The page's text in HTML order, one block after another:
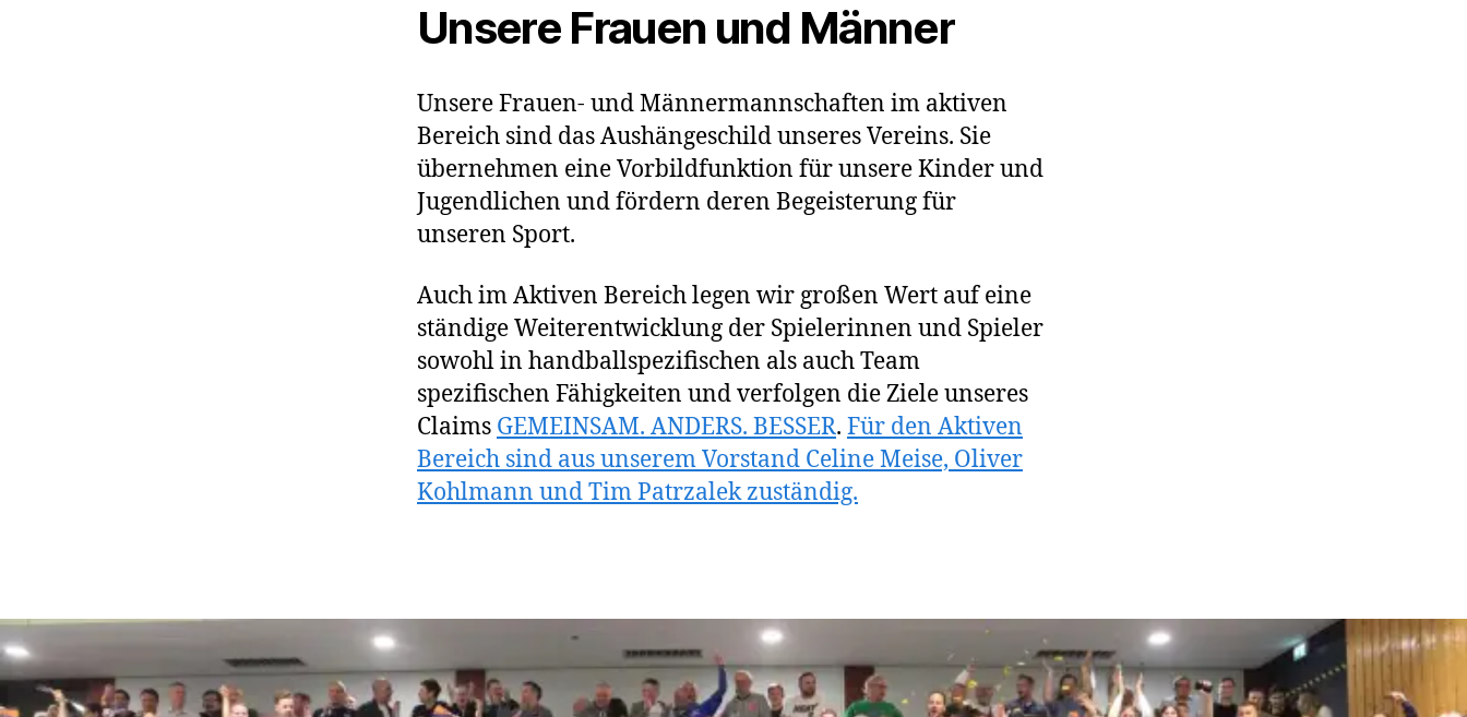
Unsere Frauen und Männer
Unsere Frauen- und Männermannschaften im aktiven
Bereich sind das Aushängeschild unseres Vereins. Sie
übernehmen eine Vorbildfunktion für unsere Kinder und
Jugendlichen und fördern deren Begeisterung für
unseren Sport.
Auch im Aktiven Bereich legen wir großen Wert auf eine
ständige Weiterentwicklung der Spielerinnen und Spieler
sowohl in handballspezifischen als auch Team
spezifischen Fähigkeiten und verfolgen die Ziele unseres
Claims GEMEINSAM. ANDERS. BESSER. Für den Aktiven
Bereich sind aus unserem Vorstand Celine Meise, Oliver
Kohlmann und Tim Patrzalek zuständig.